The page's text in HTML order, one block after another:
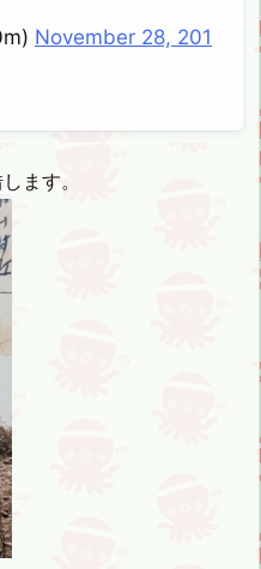
November 28, 201
ます。